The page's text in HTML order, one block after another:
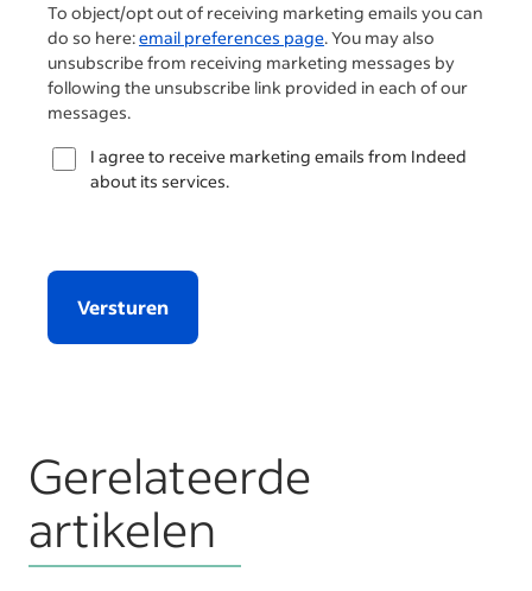
To object/opt out of receiving marketing emails you can
do so here:email preferences page. You may also
unsubscribe from receiving marketing messages by
following the unsubscribe link provided in each of our
messages.
I agree to receive marketing emails from Indeed
about its services.
Versturen
Gerelateerde
artikelen